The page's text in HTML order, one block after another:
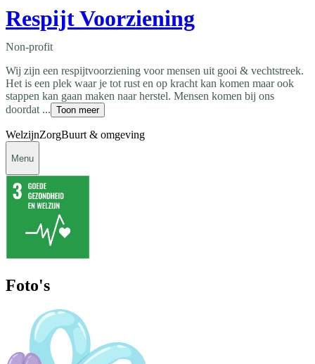
Respijt Voorziening
Non-profit
Wij zijn een respijtvoorziening voor mensen uit gooi & vechtstreek.
Het is een plek waar je tot rust en op kracht kan komen maar ook
stappen kan gaan maken naar herstel. Mensen komen bij ons
doordat ... Toon meer
WelzijnZorgBuurt & omgeving
Menu
Foto's